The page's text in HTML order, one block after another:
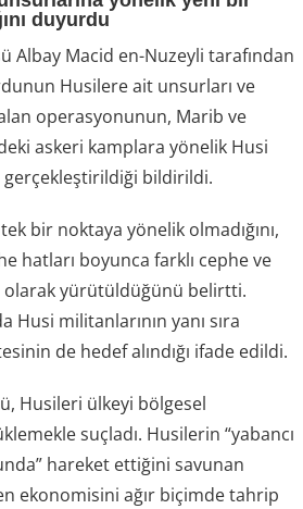
duyurdu
Albay Macid en-Nuzeyli tarafından
Husilere ait unsurları ve
operasyonunun, Marib ve
askeri kamplara yönelik Husi
gerçekleştirildiği bildirildi.
bir noktaya yönelik olmadığını,
hatları boyunca farklı cephe ve
olarak yürütüldüğünü belirtti.
Husi militanlarının yanı sıra
de hedef alındığı ifade edildi.
Husileri ülkeyi bölgesel
suçladı. Husilerin “yabancı
hareket ettiğini savunan
ekonomisini ağır biçimde tahrip